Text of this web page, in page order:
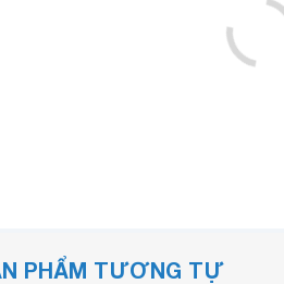
PHẨM TƯƠNG TỰ